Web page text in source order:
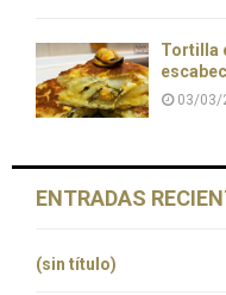
Tortilla
03/03/
ENTRADAS
(sin título)